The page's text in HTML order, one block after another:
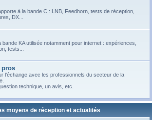
à la bande C : LNB, Feedhorn, tests de réception,
DX...
bande KA utilisée notamment pour internet : expériences,
tests...
pros
l’échange avec les professionnels du secteur de la
technique, un avis, etc.
moyens de réception et actualités